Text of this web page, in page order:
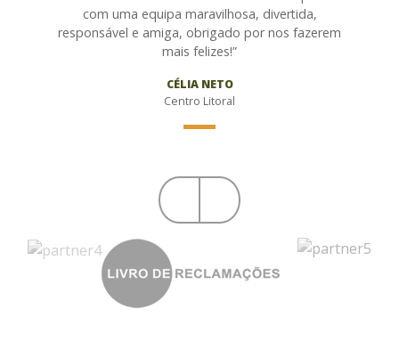
com uma equipa maravilhosa, divertida,
responsável e amiga, obrigado por nos fazerem
mais felizes!”
CÉLIA NETO
Centro Litoral
PróximoAnterior